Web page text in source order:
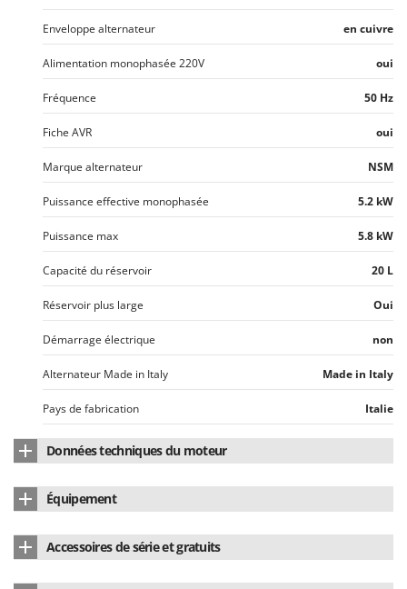
Enveloppe alternateur en cuivre
Alimentation monophasée 220V oui
Fréquence 50 Hz
Fiche AVR oui
Marque alternateur NSM
Puissance effective monophasée 5.2 kW
Puissance max 5.8 kW
Capacité du réservoir 20 L
Réservoir plus large Oui
Démarrage électrique non
Alternateur Made in Italy Made in Italy
Pays de fabrication Italie
Données techniques du moteur
Modèle de moteur GX 390
Cylindrée
Nombre de cylindres 1
Équipement
Démarrage automatique (ATS) non
Accessoires de série et gratuits